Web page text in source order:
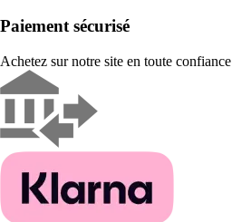
Paiement sécurisé
Achetez sur notre site en toute confiance